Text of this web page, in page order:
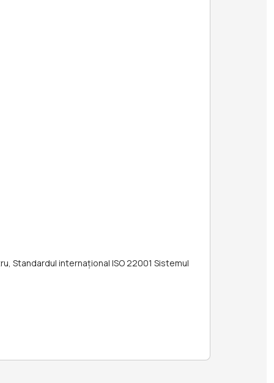
Standardul internațional ISO 22001 Sistemul